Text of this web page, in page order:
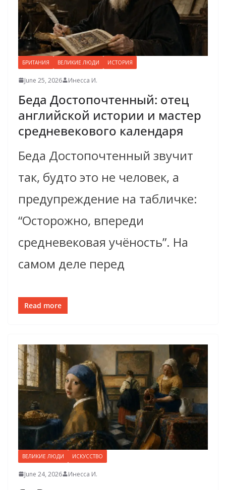
БРИТАНИЯ ВЕЛИКИЕ ЛЮДИ ИСТОРИЯ
June 25, 2026 Инесса И.
Беда Достопочтенный: отец
английской истории и мастер
средневекового календаря
Беда Достопочтенный звучит
так, будто это не человек, а
предупреждение на табличке:
“Осторожно, впереди
средневековая учёность”. На
самом деле перед
Read more
ВЕЛИКИЕ ЛЮДИ ИСКУССТВО
June 24, 2026 Инесса И.